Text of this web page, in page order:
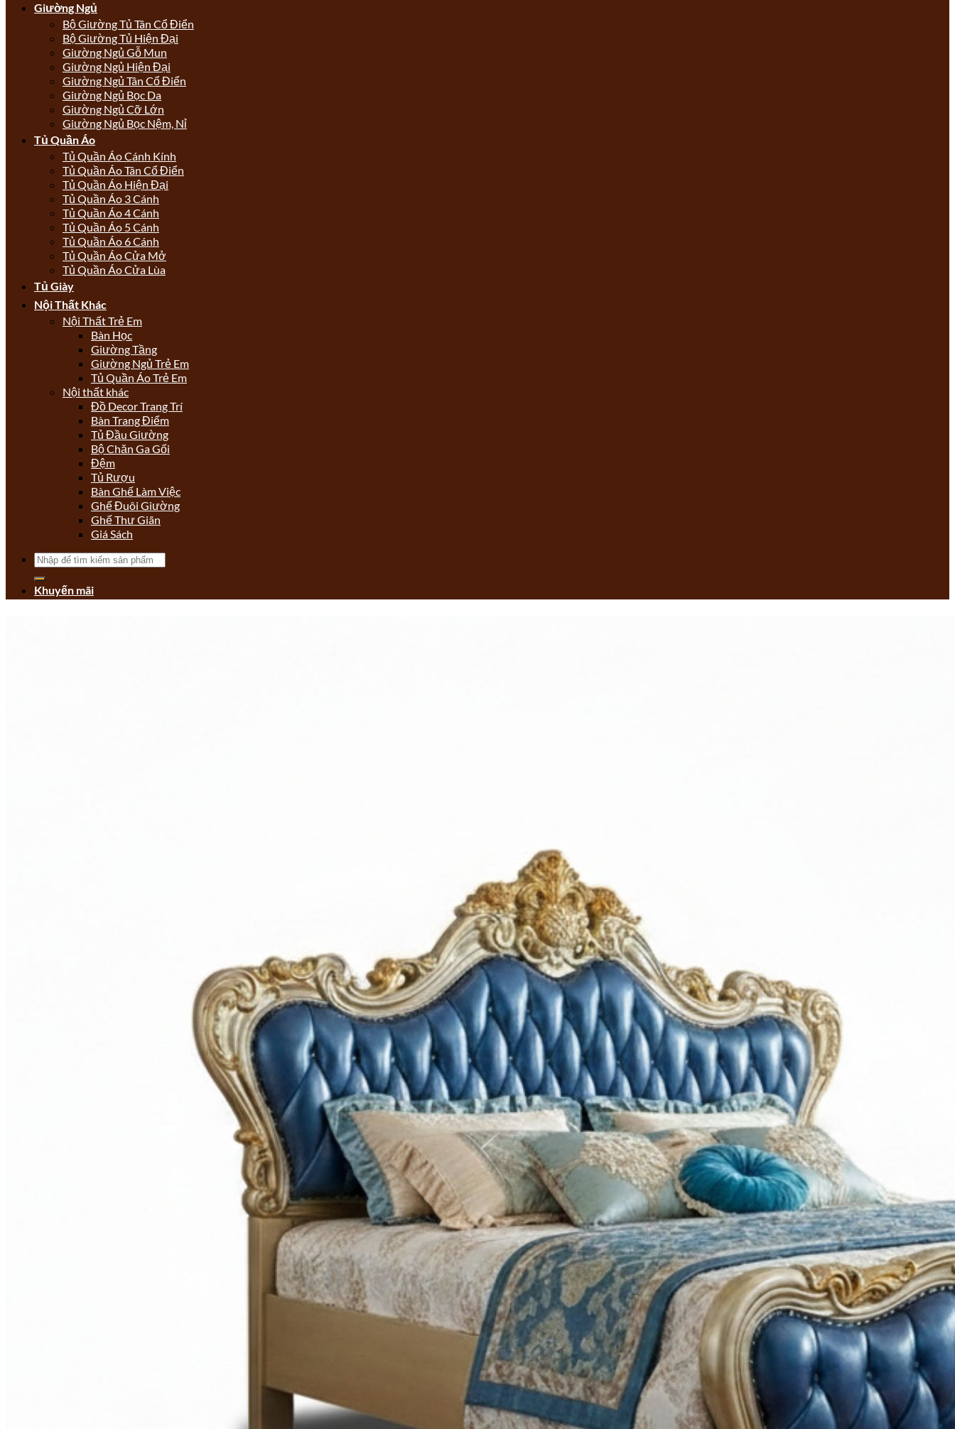
Giường Ngủ
Bộ Giường Tủ Tân Cổ Điển
Bộ Giường Tủ Hiện Đại
Giường Ngủ Gỗ Mun
Giường Ngủ Hiện Đại
Giường Ngủ Tân Cổ Điển
Giường Ngủ Bọc Da
Giường Ngủ Cỡ Lớn
Giường Ngủ Bọc Nệm, Nỉ
Tủ Quần Áo
Tủ Quần Áo Cánh Kính
Tủ Quần Áo Tân Cổ Điển
Tủ Quần Áo Hiện Đại
Tủ Quần Áo 3 Cánh
Tủ Quần Áo 4 Cánh
Tủ Quần Áo 5 Cánh
Tủ Quần Áo 6 Cánh
Tủ Quần Áo Cửa Mở
Tủ Quần Áo Cửa Lùa
Tủ Giày
Nội Thất Khác
Nội Thất Trẻ Em
Bàn Học
Giường Tầng
Giường Ngủ Trẻ Em
Tủ Quần Áo Trẻ Em
Nội thất khác
Đồ Decor Trang Trí
Bàn Trang Điểm
Tủ Đầu Giường
Bộ Chăn Ga Gối
Đệm
Tủ Rượu
Bàn Ghế Làm Việc
Ghế Đuôi Giường
Ghế Thư Giãn
Giá Sách
Tìm
kiếm:
Khuyến mãi